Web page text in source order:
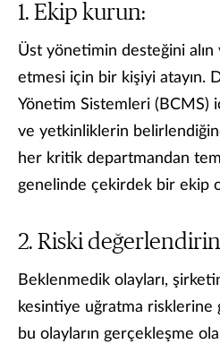
Ekip kurun:
Üst yönetimin desteğini
etmesi için bir kişiyi atayın.
Yönetim Sistemleri (BCMS)
ve yetkinliklerin
her kritik departmandan
genelinde çekirdek bir ekip
Riski
Beklenmedik olayları,
kesintiye uğratma
bu olayların gerçekleşme